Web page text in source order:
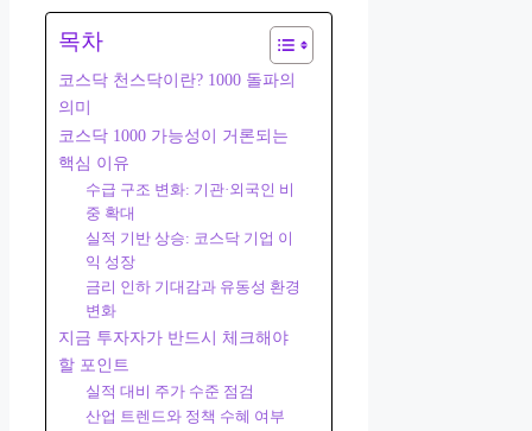
목차
코스닥 천스닥이란? 1000 돌파의
의미
코스닥 1000 가능성이 거론되는
핵심 이유
수급 구조 변화: 기관·외국인 비
중 확대
실적 기반 상승: 코스닥 기업 이
익 성장
금리 인하 기대감과 유동성 환경
변화
지금 투자자가 반드시 체크해야
할 포인트
실적 대비 주가 수준 점검
산업 트렌드와 정책 수혜 여부